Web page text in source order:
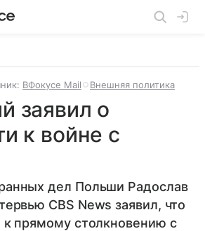
ВФокусе Mail Внешняя политика
заявил о
к войне с
дел Польши Радослав
CBS News заявил, что
к прямому столкновению с